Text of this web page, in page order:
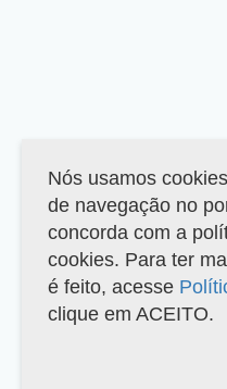
Nós usamos
de navegação no
concorda com a
cookies. Para ter
é feito, acesse
clique em ACEITO.